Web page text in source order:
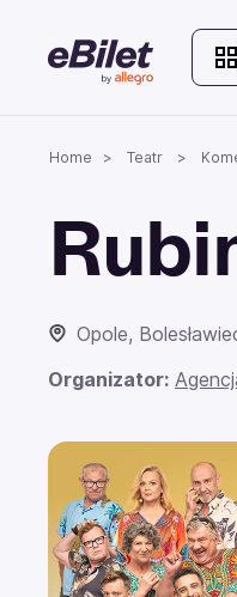
Home Teatr
Opole,
Organizator: